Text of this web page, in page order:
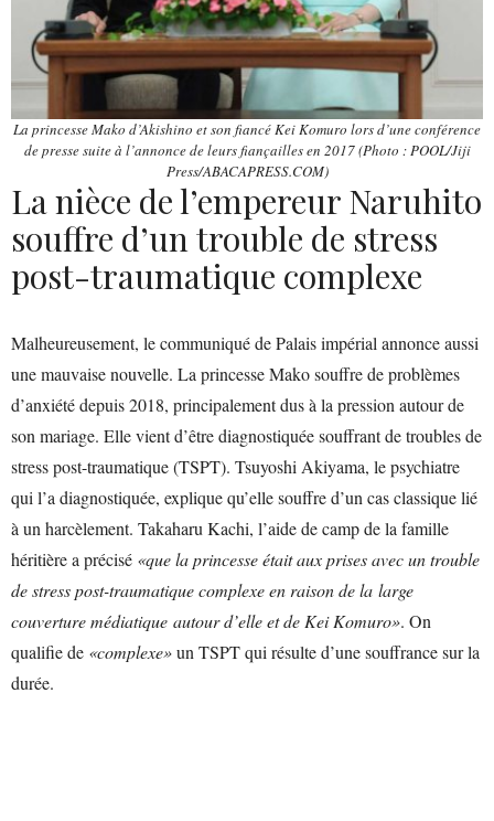
La princesse Mako d’Akishino et son fiancé Kei Komuro lors d’une conférence
de presse suite à l’annonce de leurs fiançailles en 2017 (Photo : POOL/Jiji
Press/ABACAPRESS.COM)
La nièce de l’empereur Naruhito
souffre d’un trouble de stress
post-traumatique complexe
Malheureusement, le communiqué de Palais impérial annonce aussi
une mauvaise nouvelle. La princesse Mako souffre de problèmes
d’anxiété depuis 2018, principalement dus à la pression autour de
son mariage. Elle vient d’être diagnostiquée souffrant de troubles de
stress post-traumatique (TSPT). Tsuyoshi Akiyama, le psychiatre
qui l’a diagnostiquée, explique qu’elle souffre d’un cas classique lié
à un harcèlement. Takaharu Kachi, l’aide de camp de la famille
héritière a précisé «que la princesse était aux prises avec un trouble
de stress post-traumatique complexe en raison de la large
couverture médiatique autour d’elle et de Kei Komuro». On
qualifie de «complexe»un TSPT qui résulte d’une souffrance sur la
durée.